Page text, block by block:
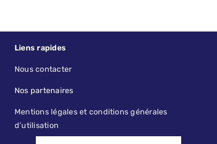
Liens rapides
Nous contacter
Nos partenaires
Mentions légales et conditions générales
d’utilisation